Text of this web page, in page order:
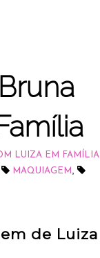
LUIZA EM FAMÍLIA
MAQUIAGEM
de Luiza